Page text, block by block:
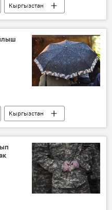
Кыргызстан
каникул
Кыргызстан